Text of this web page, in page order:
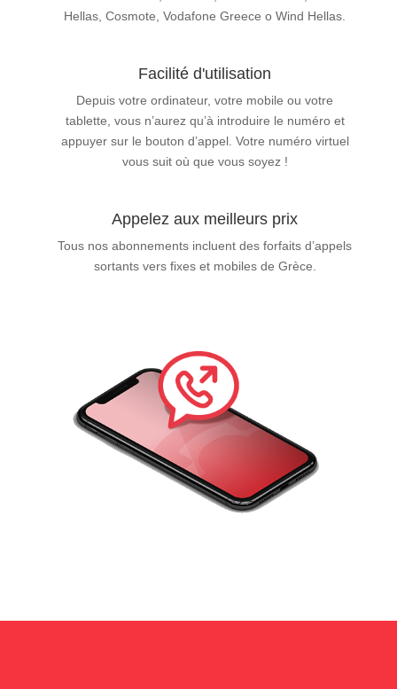
Hellas, Cosmote, Vodafone Greece o Wind Hellas.
Facilité d'utilisation
Depuis votre ordinateur, votre mobile ou votre
tablette, vous n’aurez qu’à introduire le numéro et
appuyer sur le bouton d’appel. Votre numéro virtuel
vous suit où que vous soyez !
Appelez aux meilleurs prix
Tous nos abonnements incluent des forfaits d’appels
sortants vers fixes et mobiles de Grèce.